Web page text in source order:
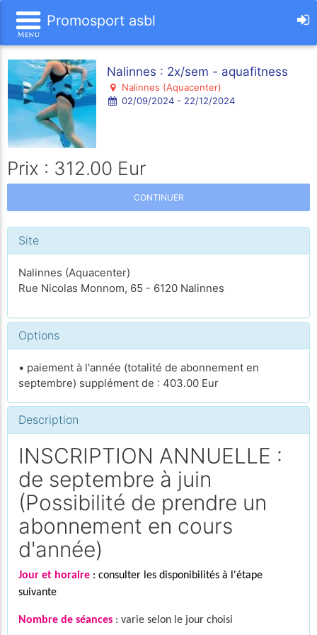
Promosport asbl
Nalinnes : 2x/sem - aquafitness
Nalinnes (Aquacenter)
02/09/2024 - 22/12/2024
Prix : 312.00 Eur
CONTINUER
Site
Nalinnes (Aquacenter)
Rue Nicolas Monnom, 65 - 6120 Nalinnes
Options
• paiement à l'année (totalité de abonnement en
septembre) supplément de : 403.00 Eur
Description
INSCRIPTION ANNUELLE :
de septembre à juin
(Possibilité de prendre un
abonnement en cours
d'année)
Jour et horaire : consulter les disponibilités à l'étape
suivante
Nombre de séances : varie selon le jour choisi